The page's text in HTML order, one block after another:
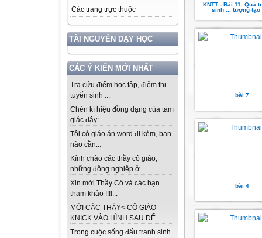
Các trang trực thuộc
TÀI NGUYÊN DẠY HỌC
CÁC Ý KIẾN MỚI NHẤT
Tra cứu điểm học tập, điểm thi
tuyển sinh ...
Chèn kí hiệu đồng dạng của tam
giác đây: ...
Tôi có giáo án word đi kèm, bạn
nào cần...
Kính chào các thầy cô giáo,
những đồng nghiệp ở...
Xin mời Thầy Cô và các bạn
tham khảo !!!!...
MỜI CÁC THẦY< CÔ GIÁO
KNICK VÀO HÌNH SAU ĐỂ...
Trong cuộc sống đấu tranh sinh
KNTT - Bài 11: Quá
sinh ... tượng tạo
bài 7
bài 4